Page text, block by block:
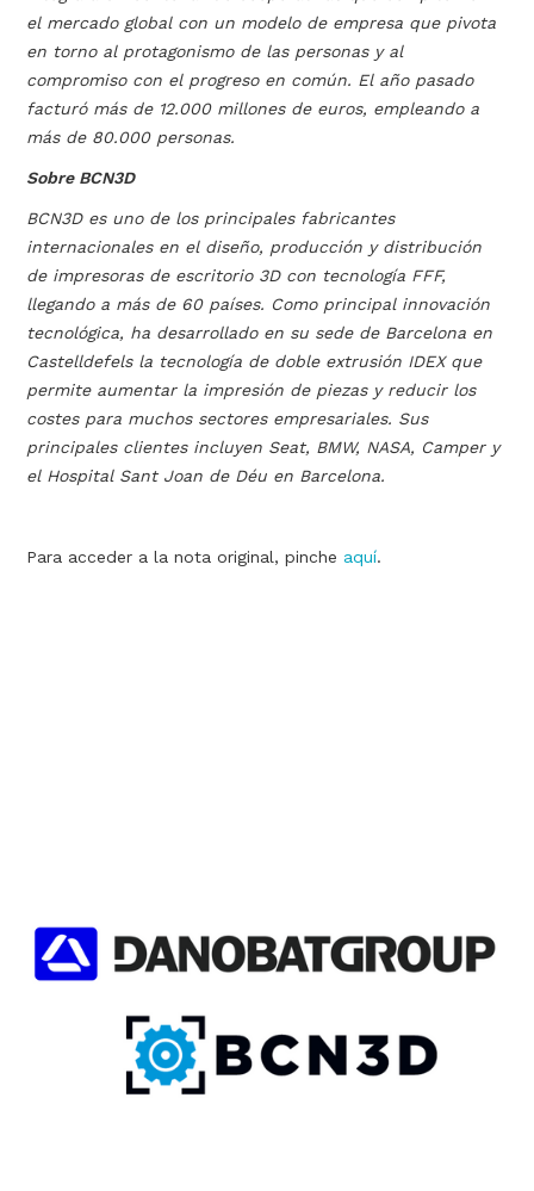
el mercado global con un modelo de empresa que pivota
en torno al protagonismo de las personas y al
compromiso con el progreso en común. El año pasado
facturó más de 12.000 millones de euros, empleando a
más de 80.000 personas.
Sobre BCN3D
BCN3D es uno de los principales fabricantes
internacionales en el diseño, producción y distribución
de impresoras de escritorio 3D con tecnología FFF,
llegando a más de 60 países. Como principal innovación
tecnológica, ha desarrollado en su sede de Barcelona en
Castelldefels la tecnología de doble extrusión IDEX que
permite aumentar la impresión de piezas y reducir los
costes para muchos sectores empresariales. Sus
principales clientes incluyen Seat, BMW, NASA, Camper y
el Hospital Sant Joan de Déu en Barcelona.
Para acceder a la nota original, pinche aquí.